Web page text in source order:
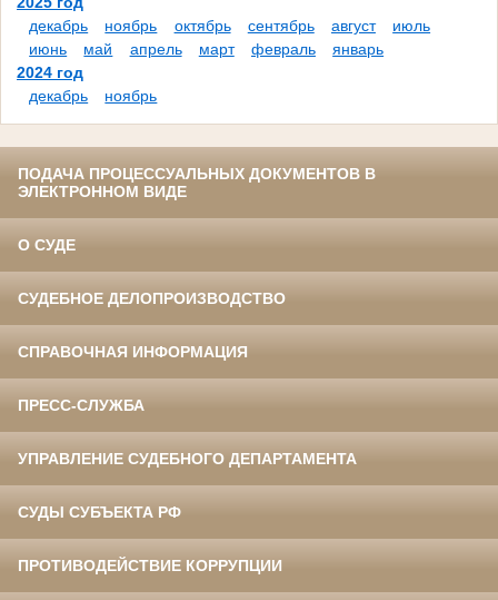
декабрь
ноябрь октябрь сентябрь август
июль
июнь
май апрель март февраль
январь
2024 год
декабрь
ноябрь
ПОДАЧА ПРОЦЕССУАЛЬНЫХ ДОКУМЕНТОВ В
ЭЛЕКТРОННОМ ВИДЕ
О СУДЕ
СУДЕБНОЕ ДЕЛОПРОИЗВОДСТВО
СПРАВОЧНАЯ ИНФОРМАЦИЯ
ПРЕСС-СЛУЖБА
УПРАВЛЕНИЕ СУДЕБНОГО ДЕПАРТАМЕНТА
СУДЫ СУБЪЕКТА РФ
ПРОТИВОДЕЙСТВИЕ КОРРУПЦИИ